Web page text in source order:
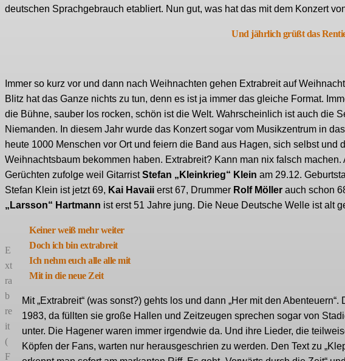
deutschen Sprachgebrauch etabliert. Nun gut, was hat das mit dem Konzert
Und jährlich grüßt das
Immer so kurz vor und dann nach Weihnachten gehen Extrabreit auf
Blitz hat das Ganze nichts zu tun, denn es ist ja immer das gleiche Format.
die Bühne, sauber los rocken, schön ist die Welt. Wahrscheinlich ist auch die
Niemanden. In diesem Jahr wurde das Konzert sogar vom Musikzentrum in
heute 1000 Menschen vor Ort und feiern die Band aus Hagen, sich selbst und
Weihnachtsbaum bekommen haben. Extrabreit? Kann man nix falsch
Gerüchten zufolge weil GitarristStefan „Kleinkrieg“ Klein am 29.12.
Stefan Klein ist jetzt 69, Kai Havaii erst 67, Drummer Rolf Möller auch schon
„Larsson“ Hartmann ist erst 51 Jahre jung. Die Neue Deutsche Welle ist alt
E
xt
ra
b
re
it
(
F
Keiner weiß mehr weiter
Doch ich bin extrabreit
Ich nehm euch alle alle mit
Mit in die neue Zeit
Mit „Extrabreit“ (was sonst?) gehts los und dann „Her mit den
1983, da füllten sie große Hallen und Zeitzeugen sprechen sogar von
unter. Die Hagener waren immer irgendwie da. Und ihre Lieder, die
Köpfen der Fans, warten nur herausgeschrien zu werden. Den Text zu